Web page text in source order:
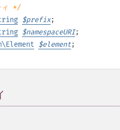
ィ */
$prefix;
$namespaceURI;
$element;